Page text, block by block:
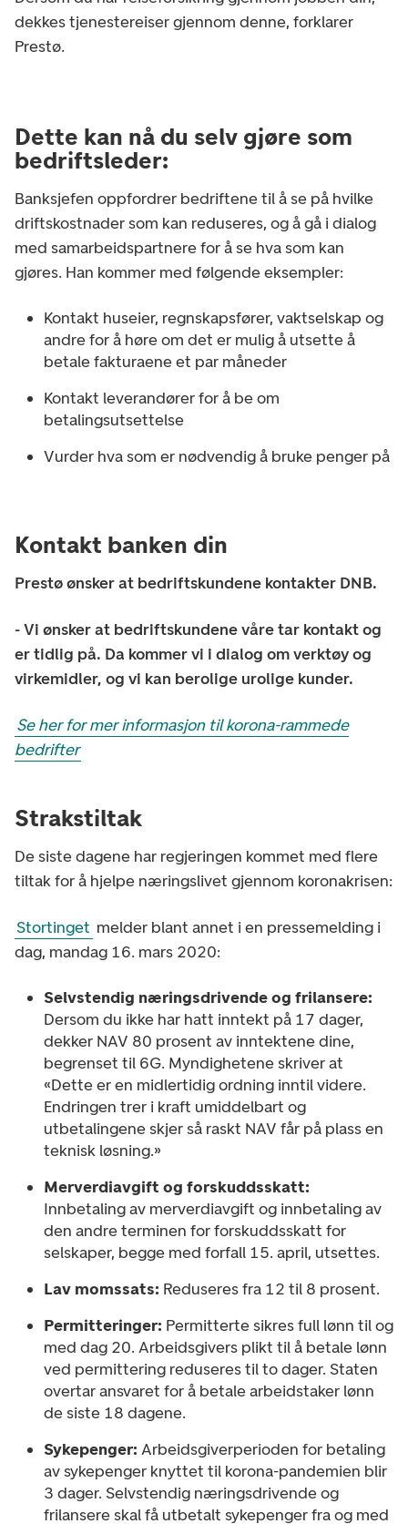
dekkes tjenestereiser gjennom denne, forklarer
Prestø.
Dette kan nå du selv gjøre som
bedriftsleder:
Banksjefen oppfordrer bedriftene til å se på hvilke
driftskostnader som kan reduseres, og å gå i dialog
med samarbeidspartnere for å se hva som kan
gjøres. Han kommer med følgende eksempler:
Kontakt huseier, regnskapsfører, vaktselskap og
andre for å høre om det er mulig å utsette å
betale fakturaene et par måneder
Kontakt leverandører for å be om
betalingsutsettelse
Vurder hva som er nødvendig å bruke penger på
Kontakt banken din
Prestø ønsker at bedriftskundene kontakter DNB.
- Vi ønsker at bedriftskundene våre tar kontakt og
er tidlig på. Da kommer vi i dialog om verktøy og
virkemidler, og vi kan berolige urolige kunder.
Se her for mer informasjon til korona-rammede
bedrifter
Strakstiltak
De siste dagene har regjeringen kommet med flere
tiltak for å hjelpe næringslivet gjennom koronakrisen:
Stortinget melder blant annet i en pressemelding i
dag, mandag 16. mars 2020:
Selvstendig næringsdrivende og frilansere:
Dersom du ikke har hatt inntekt på 17 dager,
dekker NAV 80 prosent av inntektene dine,
begrenset til 6G. Myndighetene skriver at
«Dette er en midlertidig ordning inntil videre.
Endringen trer i kraft umiddelbart og
utbetalingene skjer så raskt NAV får på plass en
teknisk løsning.»
Merverdiavgift og forskuddsskatt:
Innbetaling av merverdiavgift og innbetaling av
den andre terminen for forskuddsskatt for
selskaper, begge med forfall 15. april, utsettes.
Lav momssats: Reduseres fra 12 til 8 prosent.
Permitteringer: Permitterte sikres full lønn til og
med dag 20. Arbeidsgivers plikt til å betale lønn
ved permittering reduseres til to dager. Staten
overtar ansvaret for å betale arbeidstaker lønn
de siste 18 dagene.
Sykepenger: Arbeidsgiverperioden for betaling
av sykepenger knyttet til korona-pandemien blir
3 dager. Selvstendig næringsdrivende og
frilansere skal få utbetalt sykepenger fra og med